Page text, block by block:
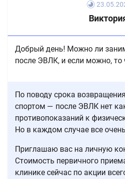
Добрый день! Можно ли
после ЭВЛК, и если можно, то
По поводу срока
спортом — после ЭВЛК нет
противопоказаний к
Но в каждом случае все
Приглашаю вас на личную
Стоимость первичного
клинике сейчас по акции